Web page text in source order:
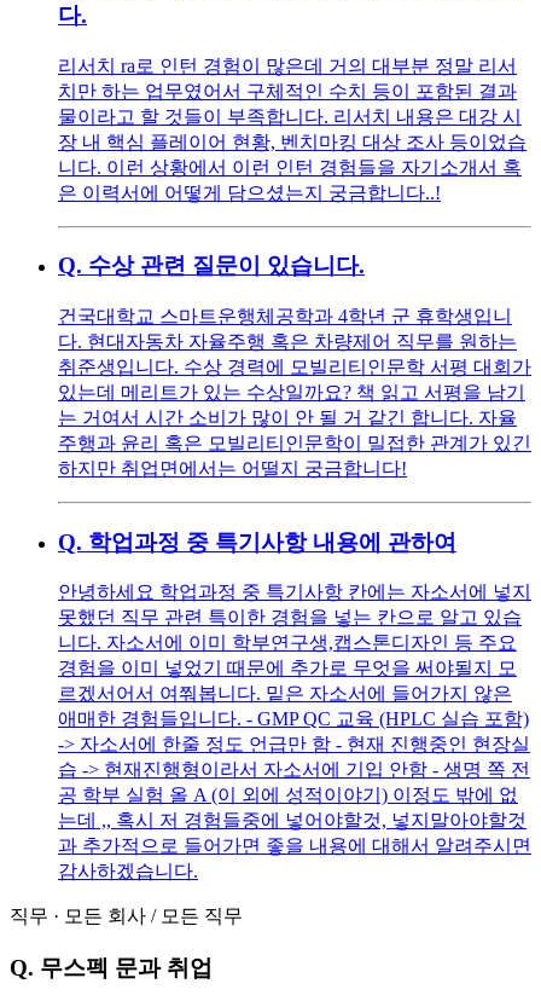
다.
리서치 ra로 인턴 경험이 많은데 거의 대부분 정말 리서
치만 하는 업무였어서 구체적인 수치 등이 포함된 결과
물이라고 할 것들이 부족합니다. 리서치 내용은 대강 시
장 내 핵심 플레이어 현황, 벤치마킹 대상 조사 등이었습
니다. 이런 상황에서 이런 인턴 경험들을 자기소개서 혹
은 이력서에 어떻게 담으셨는지 궁금합니다..!
Q. 수상 관련 질문이 있습니다.
건국대학교 스마트운행체공학과 4학년 군 휴학생입니
다. 현대자동차 자율주행 혹은 차량제어 직무를 원하는
취준생입니다. 수상 경력에 모빌리티인문학 서평 대회가
있는데 메리트가 있는 수상일까요? 책 읽고 서평을 남기
는 거여서 시간 소비가 많이 안 될 거 같긴 합니다. 자율
주행과 윤리 혹은 모빌리티인문학이 밀접한 관계가 있긴
하지만 취업면에서는 어떨지 궁금합니다!
Q. 학업과정 중 특기사항 내용에 관하여
안녕하세요 학업과정 중 특기사항 칸에는 자소서에 넣지
못했던 직무 관련 특이한 경험을 넣는 칸으로 알고 있습
니다. 자소서에 이미 학부연구생,캡스톤디자인 등 주요
경험을 이미 넣었기 때문에 추가로 무엇을 써야될지 모
르겠서어서 여쭤봅니다. 밑은 자소서에 들어가지 않은
애매한 경험들입니다. - GMP QC 교육 (HPLC 실습 포함)
-> 자소서에 한줄 정도 언급만 함 - 현재 진행중인 현장실
습 -> 현재진행형이라서 자소서에 기입 안함 - 생명 쪽 전
공 학부 실험 올 A (이 외에 성적이야기) 이정도 밖에 없
는데 ,, 혹시 저 경험들중에 넣어야할것, 넣지말아야할것
과 추가적으로 들어가면 좋을 내용에 대해서 알려주시면
감사하겠습니다.
직무 · 모든 회사 / 모든 직무
Q. 무스펙 문과 취업